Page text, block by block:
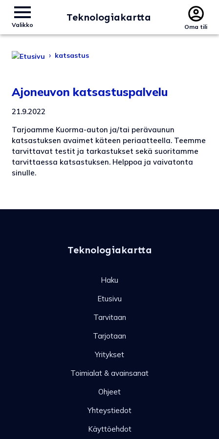
Valikko
Teknologiakartta
Oma tili
› katsastus
Ajoneuvon katsastuspalvelu
21.9.2022
Tarjoamme Kuorma-auton ja/tai perävaunun
katsastuksen avaimet käteen periaatteella. Teemme
tarvittavat testit ja tarkastukset sekä suoritamme
tarvittaessa katsastuksen. Helppoa ja vaivatonta
sinulle.
Teknologiakartta
Haku
Etusivu
Tarvitaan
Tarjotaan
Yritykset
Toimialat & avainsanat
Ohjeet
Yhteystiedot
Käyttöehdot